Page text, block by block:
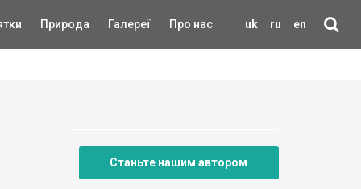
uk ru en
Природа Галереї Про нас
Станьте нашим автором